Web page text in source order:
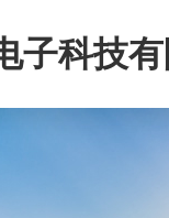
子科技